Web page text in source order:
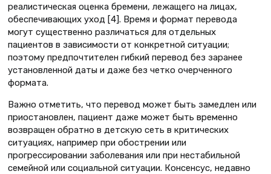
реалистическая оценка бремени, лежащего на лицах,
обеспечивающих уход [4]. Время и формат перевода
могут существенно различаться для отдельных
пациентов в зависимости от конкретной ситуации;
поэтому предпочтителен гибкий перевод без заранее
установленной даты и даже без четко очерченного
формата.
Важно отметить, что перевод может быть замедлен или
приостановлен, пациент даже может быть временно
возвращен обратно в детскую сеть в критических
ситуациях, например при обострении или
прогрессировании заболевания или при нестабильной
семейной или социальной ситуации. Консенсус, недавно